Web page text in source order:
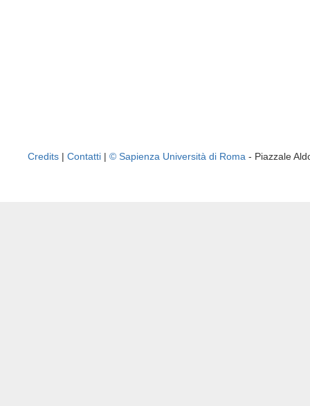
Credits | Contatti | © Sapienza Università di Roma - Piazzale